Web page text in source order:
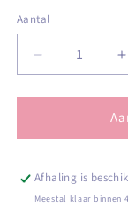
Aantal
Aantal
Aantal
verlagen
voor
steel
in
goud
Afhaling is
Meestal klaar binnen